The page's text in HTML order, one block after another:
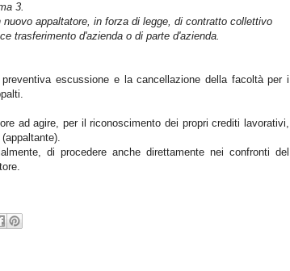
3.
appaltatore, in forza di legge, di contratto collettivo
trasferimento d'azienda o di parte d'azienda.
escussione e la cancellazione della facoltà per i
ad agire, per il riconoscimento dei propri crediti lavorativi,
di procedere anche direttamente nei confronti del